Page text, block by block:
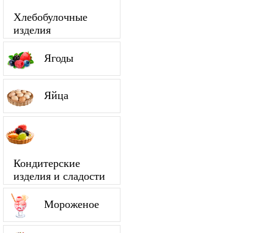
Хлебобулочные
изделия
Ягоды
Яйца
Кондитерские
изделия и сладости
Мороженое